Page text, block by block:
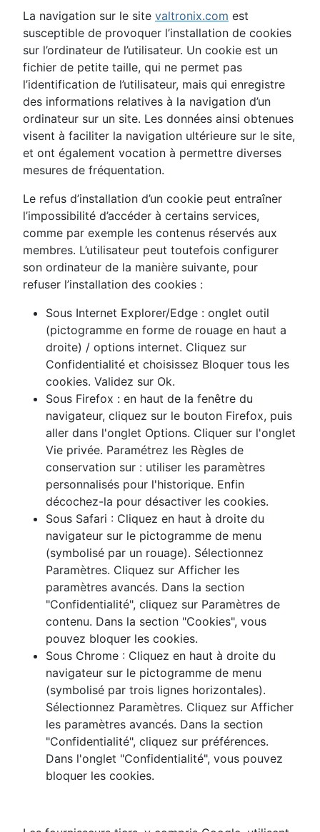
La navigation sur le site valtronix.com est
susceptible de provoquer l’installation de cookies
sur l’ordinateur de l’utilisateur. Un cookie est un
fichier de petite taille, qui ne permet pas
l’identification de l’utilisateur, mais qui enregistre
des informations relatives à la navigation d’un
ordinateur sur un site. Les données ainsi obtenues
visent à faciliter la navigation ultérieure sur le site,
et ont également vocation à permettre diverses
mesures de fréquentation.
Le refus d’installation d’un cookie peut entraîner
l’impossibilité d’accéder à certains services,
comme par exemple les contenus réservés aux
membres. L’utilisateur peut toutefois configurer
son ordinateur de la manière suivante, pour
refuser l’installation des cookies :
Sous Internet Explorer/Edge : onglet outil
(pictogramme en forme de rouage en haut a
droite) / options internet. Cliquez sur
Confidentialité et choisissez Bloquer tous les
cookies. Validez sur Ok.
Sous Firefox : en haut de la fenêtre du
navigateur, cliquez sur le bouton Firefox, puis
aller dans l'onglet Options. Cliquer sur l'onglet
Vie privée. Paramétrez les Règles de
conservation sur : utiliser les paramètres
personnalisés pour l'historique. Enfin
décochez-la pour désactiver les cookies.
Sous Safari : Cliquez en haut à droite du
navigateur sur le pictogramme de menu
(symbolisé par un rouage). Sélectionnez
Paramètres. Cliquez sur Afficher les
paramètres avancés. Dans la section
"Confidentialité", cliquez sur Paramètres de
contenu. Dans la section "Cookies", vous
pouvez bloquer les cookies.
Sous Chrome : Cliquez en haut à droite du
navigateur sur le pictogramme de menu
(symbolisé par trois lignes horizontales).
Sélectionnez Paramètres. Cliquez sur Afficher
les paramètres avancés. Dans la section
"Confidentialité", cliquez sur préférences.
Dans l'onglet "Confidentialité", vous pouvez
bloquer les cookies.